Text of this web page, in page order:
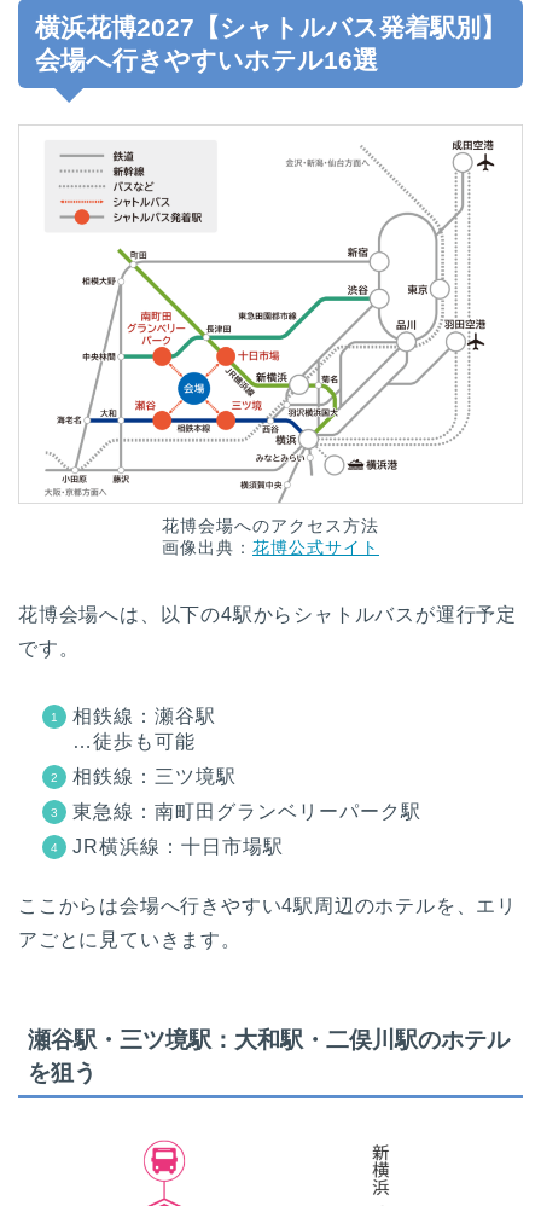
横浜花博2027【シャトルバス発着駅別】
会場へ行きやすいホテル16選
花博会場へのアクセス方法
画像出典： 花博公式サイト
花博会場へは、以下の4駅からシャトルバスが運行予定
です。
相鉄線：瀬谷駅
…徒歩も可能
相鉄線：三ツ境駅
東急線：南町田グランベリーパーク駅
JR横浜線：十日市場駅
ここからは会場へ行きやすい4駅周辺のホテルを、エリ
アごとに見ていきます。
瀬谷駅・三ツ境駅：大和駅・二俣川駅のホテル
を狙う